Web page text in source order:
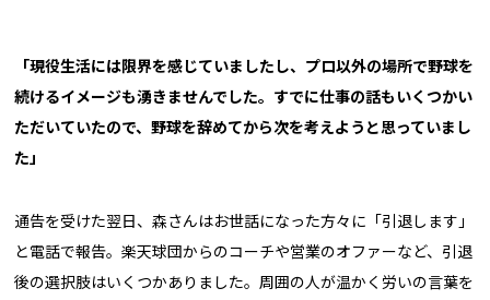
「現役生活には限界を感じていましたし、プロ以外の場所で野球を
続けるイメージも湧きませんでした。すでに仕事の話もいくつかい
ただいていたので、野球を辞めてから次を考えようと思っていまし
た」
通告を受けた翌日、森さんはお世話になった方々に「引退します」
と電話で報告。楽天球団からのコーチや営業のオファーなど、引退
後の選択肢はいくつかありました。周囲の人が温かく労いの言葉を